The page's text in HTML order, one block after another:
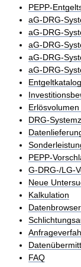
PEPP-
aG-DRG-
aG-DRG-
aG-DRG-
aG-DRG-
aG-DRG-
DRG-
PEPP-
G-DRG-/LG-
Neue
Kalkulation
FAQ